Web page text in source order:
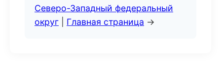
Северо-Западный федеральный
округ
Главная страница →